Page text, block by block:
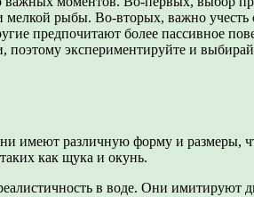
рыбы. Во-вторых, важно учесть
предпочитают более пассивное
экспериментируйте и
имеют различную форму и размеры,
как щука и окунь.
в воде. Они